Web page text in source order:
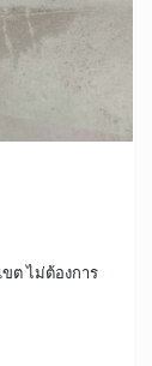
ต ไม่ต้องการ